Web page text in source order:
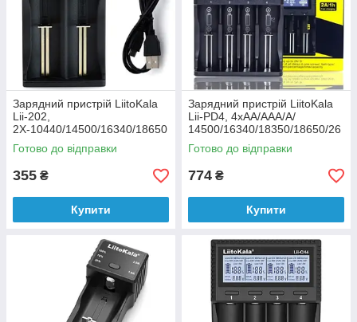
Зарядний пристрій LiitoKala
Lii-202,
2Х-10440/14500/16340/18650
/22650, 5V
Готово до відправки
355 ₴
Купити
Зарядний пристрій LiitoKala
Lii-PD4, 4хАА/ААА/A/
14500/16340/18350/18650/26
650, LiFePO4, NiCd/NiMH
Готово до відправки
774 ₴
Купити